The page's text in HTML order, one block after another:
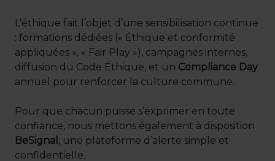
L’éthique fait l’objet d’une sensibilisation continue
: formations dédiées (« Éthique et conformité
appliquées », « Fair Play »), campagnes internes,
diffusion du Code Éthique, et un Compliance Day
annuel pour renforcer la culture commune.
Pour que chacun puisse s’exprimer en toute
confiance, nous mettons également à disposition
BeSignal , une plateforme d’alerte simple et
confidentielle.